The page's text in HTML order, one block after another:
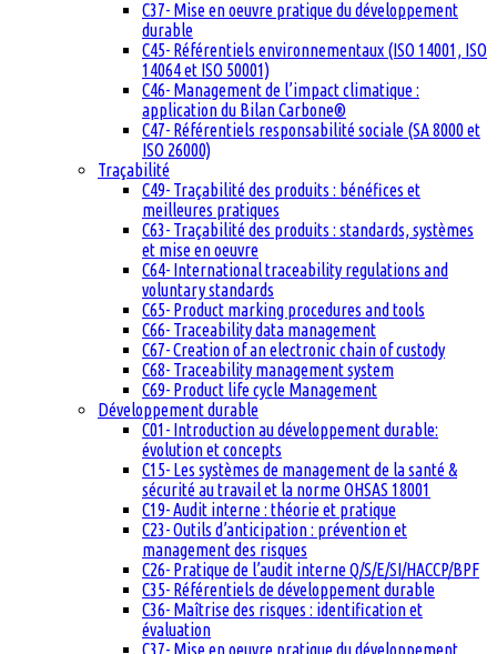
C37- Mise en oeuvre pratique du développement
durable
C45- Référentiels environnementaux (ISO 14001, ISO
14064 et ISO 50001)
C46- Management de l’impact climatique :
application du Bilan Carbone®
C47- Référentiels responsabilité sociale (SA 8000 et
ISO 26000)
Traçabilité
C49- Traçabilité des produits : bénéfices et
meilleures pratiques
C63- Traçabilité des produits : standards, systèmes
et mise en oeuvre
C64- International traceability regulations and
voluntary standards
C65- Product marking procedures and tools
C66- Traceability data management
C67- Creation of an electronic chain of custody
C68- Traceability management system
C69- Product life cycle Management
Développement durable
C01- Introduction au développement durable:
évolution et concepts
C15- Les systèmes de management de la santé &
sécurité au travail et la norme OHSAS 18001
C19- Audit interne : théorie et pratique
C23- Outils d’anticipation : prévention et
management des risques
C26- Pratique de l’audit interne Q/S/E/SI/HACCP/BPF
C35- Référentiels de développement durable
C36- Maîtrise des risques : identification et
évaluation
C37- Mise en oeuvre pratique du développement